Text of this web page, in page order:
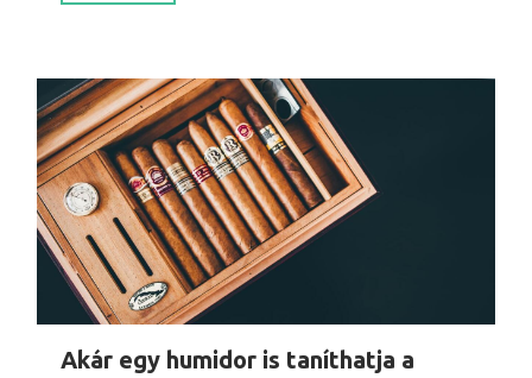
Akár egy humidor is taníthatja a